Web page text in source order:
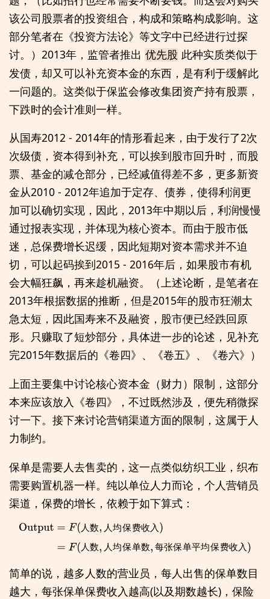
该公司股票者的投资组合，构成和策略构成影响。这
部分笔者在《投资方法论》等文字中已经进行过探
讨。）2013年，监管者推出 优先股 此种实质类似于
发债，却又可以补充资本金的东西，是有利于缓解此
一问题的。这类似于保监会修改集团资产持有股票，
下跌时的会计准则一样。
从国寿2012 - 2014年的情形看起来，由于发行了2次
次级债，资本得到补充，可以挨到股市回升时，而股
票、基金的减仓部分，已经减值得差不多，更多新资
金从2010 - 2012年追加于定存、债券，使得利润更
加可以确切实现，因此，2013年中期以后，利润慢慢
通过报表实现，并体现为核心资本。而由于股市低
迷，总保费增长迟缓，因此短期对资本需求并不迫
切，可以起码挨到2015 - 2016年后，如果股市有机
会大幅狂飙，再来趁机融资。（上述论断，是笔者在
2013年根据数据的推断，但是2015年的股市狂潮太
急太短，因此国寿来不及融资，股市便已经跌回原
形。只赚取了短炒部分，具体进一步的论述，见补充
完2015年数据后的《卷四》、《卷五》、《卷六》）
上面主要集中讨论核心资本金（财力）限制，这部分
本来应该放入《卷四》，不过既然涉及，便先稍微探
讨一下。接下来讨论营销渠道方面的限制，这属于人
力制约。
保单是需要人去售卖的，这一点类似纺织工业，织布
需要购置机器一样。纯以单位人力而论，个人营销员
渠道，保费的增长，依赖于如下算式：
人数 人均保费收 入
人数 人均保单数 每张保单平均保费收入
Output=F( 人数, 人均保费收入)=F(人数,
均保费收入)
简单的说，越多人数的营业员，每人出售的保单数目
越大，每张保单保费收入越高(以及期数越长)，保险